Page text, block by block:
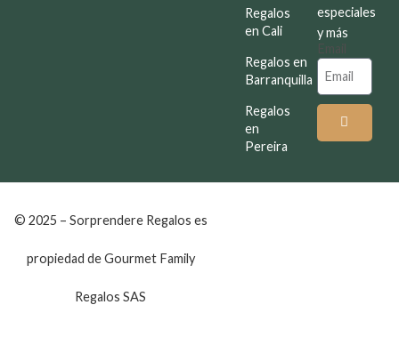
Regalos
en Cali
Regalos en
Barranquilla
Regalos
en
Pereira
especiales
y más
Email
© 2025 – Sorprendere Regalos es
propiedad de Gourmet Family
Regalos SAS